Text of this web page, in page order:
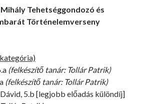
Tehetséggondozó és
Történelemverseny
(felkészítő tanár: Tollár Patrik)
(felkészítő tanár: Tollár Patrik)
5.b [legjobb előadás különdíj]